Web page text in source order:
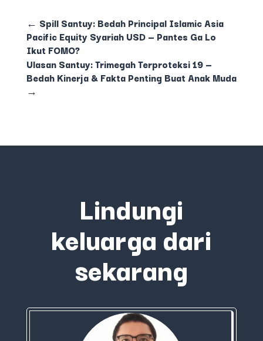
← Spill Santuy: Bedah Principal Islamic Asia
Pacific Equity Syariah USD — Pantes Ga Lo
Ikut FOMO?
Ulasan Santuy: Trimegah Terproteksi 19 —
Bedah Kinerja & Fakta Penting Buat Anak Muda
→
Lindungi
keluarga dari
sekarang